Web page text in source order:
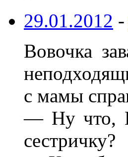
29.01.2012 -
Вовочка
с мамы
— Ну что,
сестричку?